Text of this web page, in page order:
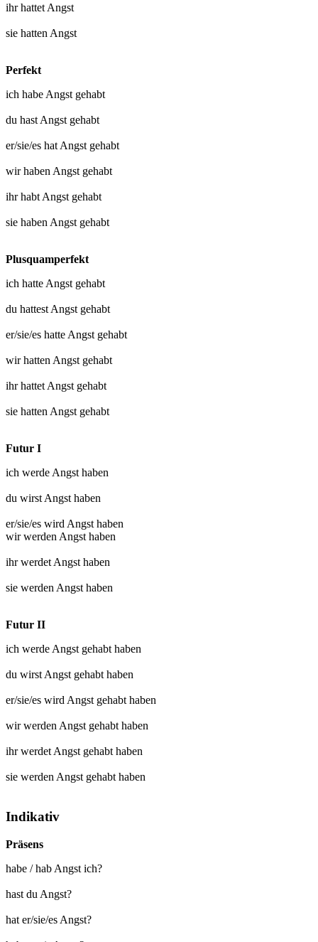
ihrhattet Angst
sie hatten Angst
Perfekt
ich habe Angst gehabt
du hast Angst gehabt
er/sie/es hat Angst gehabt
wir haben Angst gehabt
ihr habt Angst gehabt
sie haben Angst gehabt
Plusquamperfekt
ich hatte Angst gehabt
du hattest Angst gehabt
er/sie/es hatte Angst gehabt
wir hatten Angst gehabt
ihr hattet Angst gehabt
sie hatten Angst gehabt
Futur I
ich werde Angst haben
du wirst Angst haben
er/sie/es wird Angst haben
wir werden Angst haben
ihr werdet Angst haben
sie werden Angst haben
Futur II
ich werde Angst gehabt haben
du wirst Angst gehabt haben
er/sie/es wird Angst gehabt haben
wir werden Angst gehabt haben
ihr werdet Angst gehabt haben
sie werden Angst gehabt haben
Indikativ
Präsens
habe / hab Angst ich?
hast du Angst?
hat er/sie/es Angst?